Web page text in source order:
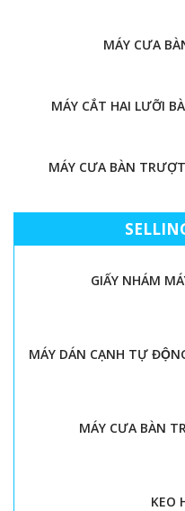
MÁY CƯA
MÁY CẮT HAI LƯỠI
MÁY CƯA BÀN
GIẤY NHÁM
MÁY DÁN CẠNH TỰ
MÁY CƯA BÀN
KEO